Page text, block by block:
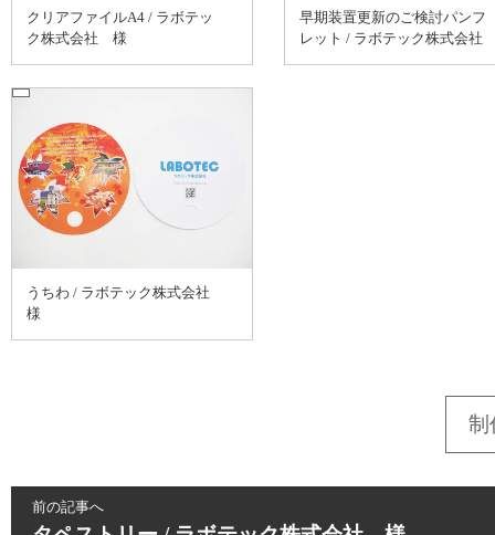
クリアファイルA4 / ラボテッ
ク株式会社 様
早期装置更新のご検討パンフ
レット / ラボテック株式会
うちわ / ラボテック株式会社
様
制
前の記事へ